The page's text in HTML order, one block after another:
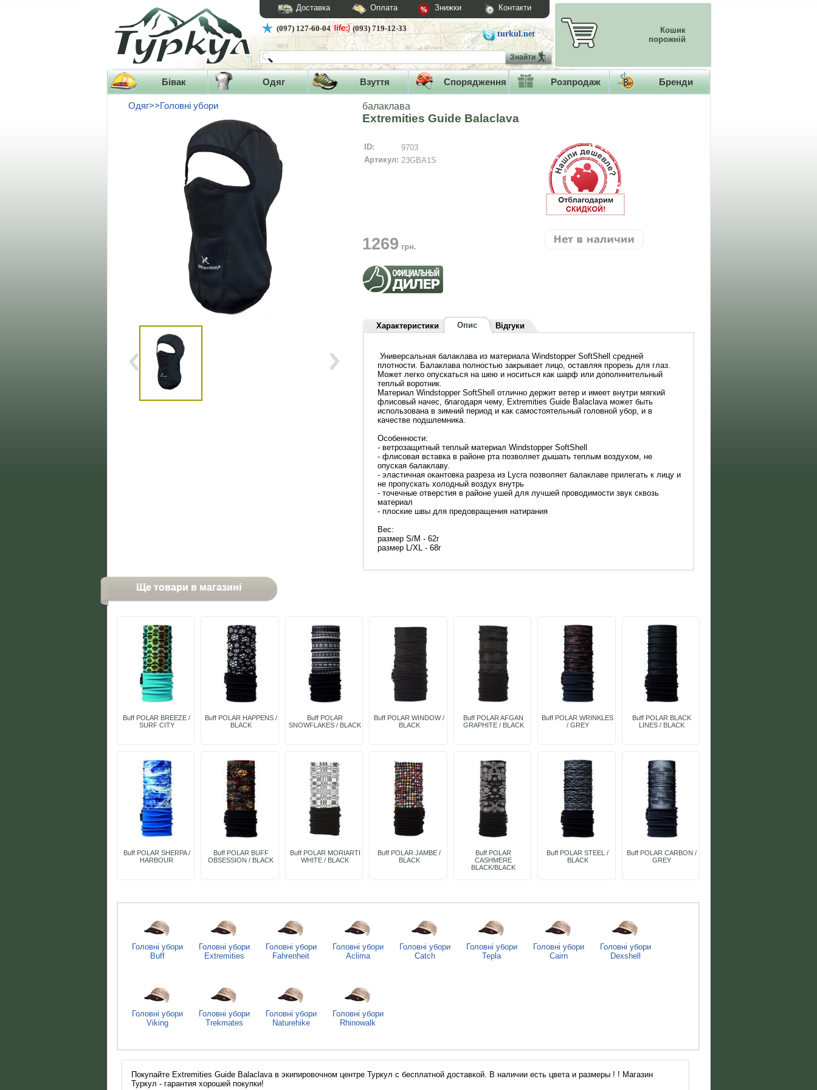
Доставка Оплата Знижки Контакти
(097) 127-60-04 (093) 719-12-33
turkul.net
Знайти
Кошик
порожній
Бівак Одяг Взуття Спорядження Розпродаж Бренди
Одяг>>Головні убори балаклава
Extremities Guide Balaclava
ID:
9703
Артикул: 23GBA1S
1269 грн.
Характеристики Опис Відгуки
Универсальная балаклава из материала Windstopper SoftShell средней
плотности. Балаклава полностью закрывает лицо, оставляя прорезь для глаз.
Может легко опускаться на шею и носиться как шарф или дополннительный
теплый воротник.
Материал Windstopper SoftShell отлично держит ветер и имеет внутри мягкий
флисовый начес, благодаря чему, Extremities Guide Balaclava может быть
использована в зимний период и как самостоятельный головной убор, и в
качестве подшлемника.
Особенности:
- ветрозащитный теплый материал Windstopper SoftShell
- флисовая вставка в районе рта позволяет дышать теплым воздухом, не
опуская балаклаву.
- эластичная окантовка разреза из Lycra позволяет балаклаве прилегать к лицу и
не пропускать холодный воздух внутрь
- точечные отверстия в районе ушей для лучшей проводимости звук сквозь
материал
- плоские швы для предовращения натирания
Вес:
размер S/M - 62г
размер L/XL - 68г
Ще товари в магазині
Buff POLAR BREEZE /
SURF CITY
Buff POLAR HAPPENS /
BLACK
Buff POLAR
SNOWFLAKES / BLACK
Buff POLAR WINDOW /
BLACK
Buff POLAR AFGAN
GRAPHITE / BLACK
Buff POLAR WRINKLES
/ GREY
Buff POLAR BLACK
LINES / BLACK
Buff POLAR SHERPA /
HARBOUR
Buff POLAR BUFF
OBSESSION / BLACK
Buff POLAR MORIARTI
WHITE / BLACK
Buff POLAR JAMBE /
BLACK
Buff POLAR
CASHMERE
BLACK/BLACK
Buff POLAR STEEL /
BLACK
Buff POLAR CARBON /
GREY
Головні убори
Buff
Головні убори
Extremities
Головні убори
Fahrenheit
Головні убори
Aclima
Головні убори
Catch
Головні убори
Tepla
Головні убори
Cairn
Головні убори
Dexshell
Головні убори
Viking
Головні убори
Trekmates
Головні убори
Naturehike
Головні убори
Rhinowalk
Покупайте Extremities Guide Balaclava в экипировочном центре Туркул с бесплатной доставкой. В наличии есть цвета и размеры ! ! Магазин
Туркул - гарантия хорошей покупки!